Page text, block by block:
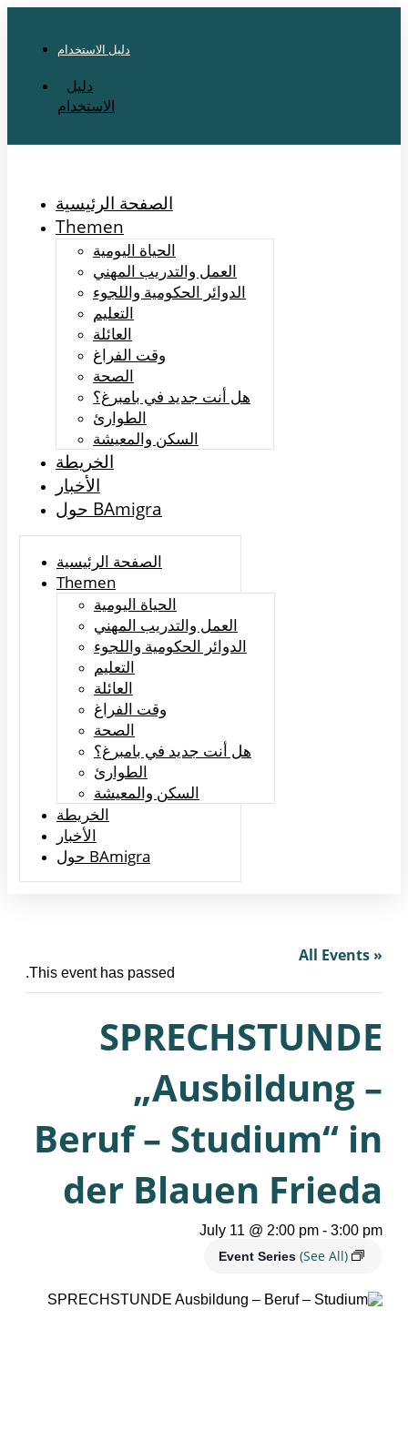
دليل الاستخدام
دليل
الاستخدام
الصفحة الرئيسية
Themen
الحياة اليومية
العمل والتدريب المهني
الدوائر الحكومية واللجوء
التعليم
العائلة
وقت الفراغ
الصحة
هل أنت جديد في بامبرغ؟
الطوارئ
السكن والمعيشة
الخريطة
الأخبار
حول BAmigra
الصفحة الرئيسية
Themen
الحياة اليومية
العمل والتدريب المهني
الدوائر الحكومية واللجوء
التعليم
العائلة
وقت الفراغ
الصحة
هل أنت جديد في بامبرغ؟
الطوارئ
السكن والمعيشة
الخريطة
الأخبار
حول BAmigra
« All Events
This event has passed.
SPRECHSTUNDE
„Ausbildung –
Beruf – Studium“ in
der Blauen Frieda
July 11 @ 2:00 pm - 3:00 pm
Event Series (See All)